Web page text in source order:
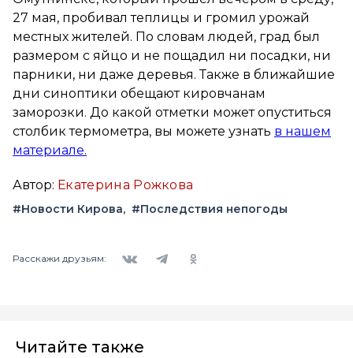
27 мая, пробивал теплицы и громил урожай
местных жителей. По словам людей, град был
размером с яйцо и не пощадил ни посадки, ни
парники, ни даже деревья. Также в ближайшие
дни синоптики обещают кировчанам
заморозки. До какой отметки может опуститься
столбик термометра, вы можете узнать в нашем
материале.
Автор: Екатерина Рожкова
#Новости Кирова #Последствия непогоды
Расскажи друзьям:
Читайте также